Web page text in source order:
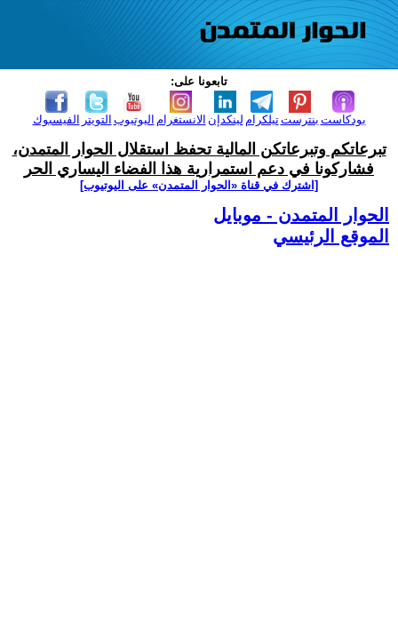
تابعونا على:
الفيسبوك التويتر اليوتيوب الانستغرام لينكدإن تيلكرامبنترست بودكاست
تبرعاتكم وتبرعاتكن المالية تحفظ استقلال الحوار المتمدن،
فشاركونا في دعم استمرارية هذا الفضاء اليساري الحر
[اشترك في قناة ‫«الحوار المتمدن» على اليوتيوب]
الحوار المتمدن - موبايل
الموقع الرئيسي